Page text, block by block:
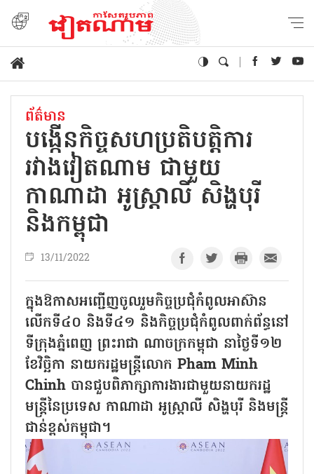
ព័ត៌មាន
បង្កើនកិច្ចសហប្រតិបត្តិការ
រវាងវៀតណាម ជាមួយ
កាណាដា អូស្ត្រាលី សិង្ហបុរី
និងកម្ពុជា
13/11/2022
ក្នុងឱកាសអញ្ជើញចូលរួមកិច្ចប្រជុំកំពូលអាស៊ាន
លើកទី៤០ និងទី៤១ និងកិច្ចប្រជុំកំពូលពាក់ព័ន្ធនៅ
ទីក្រុងភ្នំពេញ ព្រះរាជា ណាចក្រកម្ពុជា នាថ្ងៃទី១២
ខែវិច្ឆិកា នាយករដ្ឋមន្ត្រីលោក Pham Minh
Chinh បានជួបពិភាក្សាការងារជាមួយនាយករដ្ឋ
មន្ត្រីនៃប្រទេស កាណាដា អូស្ត្រាលី សិង្ហបុរី និងមន្ត្រី
ជាន់ខ្ពស់កម្ពុជា។